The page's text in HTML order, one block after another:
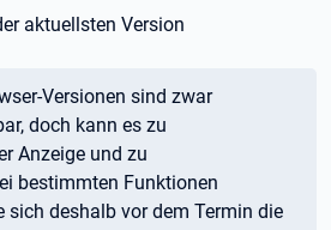
aktuellsten Version
Versionen sind zwar
doch kann es zu
Anzeige und zu
bestimmten Funktionen
sich deshalb vor dem Termin die